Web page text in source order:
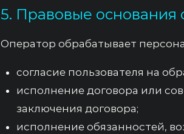
5. Правовые основания
Оператор обрабатывает
согласие пользователя на
исполнение договора или
заключения договора;
исполнение обязанностей,